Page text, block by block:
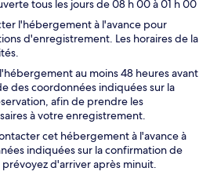
tous les jours de 08 h 00 à 01 h 00
l'hébergement à l'avance pour
d'enregistrement. Les horaires de la
au moins 48 heures avant
des coordonnées indiquées sur la
afin de prendre les
à votre enregistrement.
cet hébergement à l'avance à
indiquées sur la confirmation de
prévoyez d'arriver après minuit.